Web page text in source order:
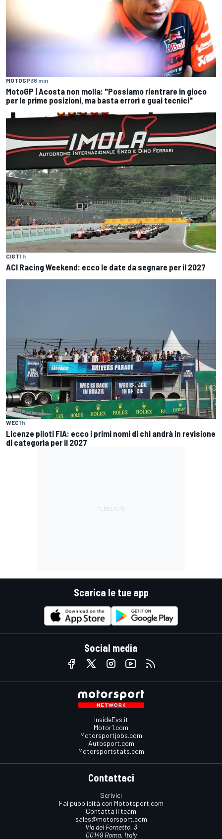
MOTOGP36 min
MotoGP | Acosta non molla: "Possiamo rientrare in gioco
per le prime posizioni, ma basta errori e guai tecnici"
CIGT1 h
ACI Racing Weekend: ecco le date da segnare per il 2027
WEC1 h
Licenze piloti FIA: ecco i primi nomi di chi andrà in revisione
di categoria per il 2027
Scarica le tue app
Social media
InsideEvs.it
Motor1.com
Motorsportjobs.com
Autosport.com
Motorsportstats.com
Contattaci
Scrivici
Fai pubblicità con Mototsport.com
Contatta il team
sales@motorsport.com
Via del Fornetto, 3
00149 Roma, Italy